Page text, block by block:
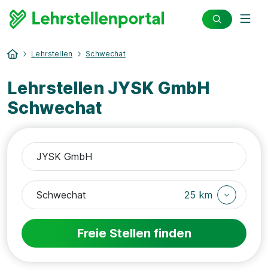
Lehrstellen Schwechat
Lehrstellen JYSK GmbH
Schwechat
25 km
Freie Stellen finden